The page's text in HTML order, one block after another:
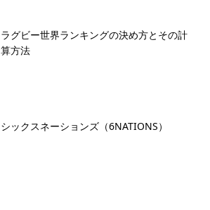
ラグビー世界ランキングの決め方とその計
算方法
シックスネーションズ（6NATIONS）